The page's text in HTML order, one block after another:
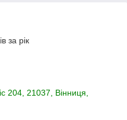
за рік
204, 21037, Вінниця,